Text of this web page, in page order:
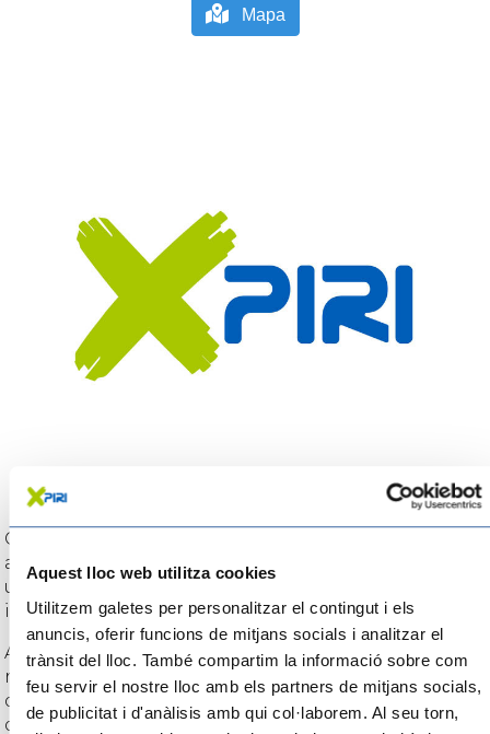
Aquest lloc web utilitza cookies
Utilitzem galetes per personalitzar el contingut i els
anuncis, oferir funcions de mitjans socials i analitzar el
trànsit del lloc. També compartim la informació sobre com
feu servir el nostre lloc amb els partners de mitjans socials,
de publicitat i d'anàlisis amb qui col·laborem. Al seu torn,
Mapa
Cal que coneguis els tres restaurants guardonats
amb una estrella Michelin: el restaurant Les Moles,
ubicat a Ulldecona, el restaurant Villa Retiro a Xerta,
i L’Antic Molí, ubicat també a Ulldecona.
A més de les propostes gastronòmiques de
restaurants i gastrobars, aquí trobaràs propostes
d’agrobotigues, cellers, cerveseries, forns, molins
d’oli o fàbriques de xocolate a la pedra perquè